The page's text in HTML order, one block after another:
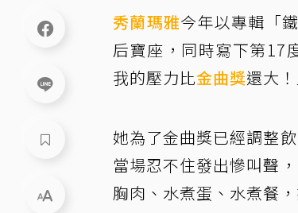
秀蘭瑪雅今年以專輯「
后寶座，同時寫下第17
我的壓力比金曲獎還大！
她為了金曲獎已經調整
當場忍不住發出慘叫聲
胸肉、水煮蛋、水煮餐